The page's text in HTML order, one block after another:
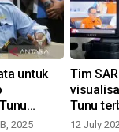
untuk
2025
Tim
Tunu
12 July